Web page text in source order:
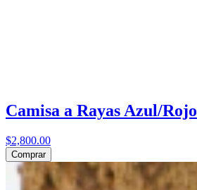
Camisa a Rayas Azul/Rojo
$2,800.00
Comprar